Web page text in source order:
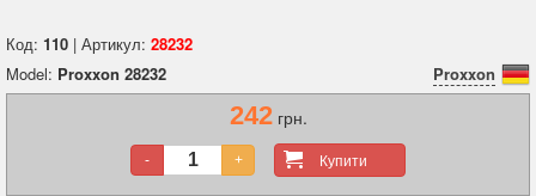
Код: 110 | Артикул: 28232
Model: Proxxon 28232 Proxxon
242грн.
Купити
- +